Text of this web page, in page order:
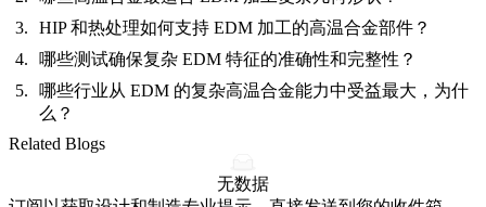
HIP 和热处理如何支持 EDM 加工的高温合金部件？
哪些测试确保复杂 EDM 特征的准确性和完整性？
哪些行业从 EDM 的复杂高温合金能力中受益最大，为什
么？
Related Blogs
无数据